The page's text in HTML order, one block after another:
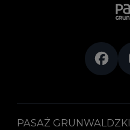
PASAŻ GRUNWALDZKI